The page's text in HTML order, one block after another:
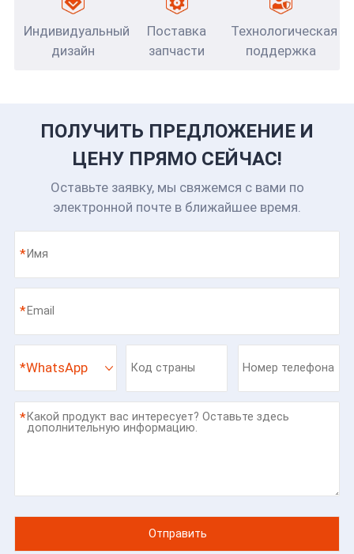
Индивидуальный
дизайн
Поставка
запчасти
Технологическая
поддержка
ПОЛУЧИТЬ ПРЕДЛОЖЕНИЕ И
ЦЕНУ ПРЯМО СЕЙЧАС!
Оставьте заявку, мы свяжемся с вами по
электронной почте в ближайшее время.
*
*
*WhatsApp
*